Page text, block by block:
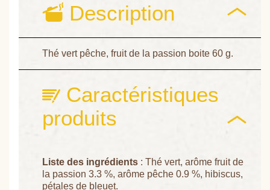
Description
Thé vert pêche, fruit de la passion boite 60 g.
Caractéristiques
produits
Liste des ingrédients : Thé vert, arôme fruit de
la passion 3.3 %, arôme pêche 0.9 %, hibiscus,
pétales de bleuet.